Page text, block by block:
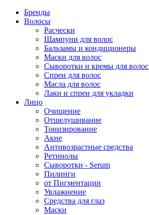
Бренды
Волосы
Расчески
Шампуни для волос
Бальзамы и кондиционеры
Маски для волос
Сыворотки и кремы для волос
Спреи для волос
Масла для волос
Лаки и спреи для укладки
Лицо
Очищение
Отшелушивание
Тонизирование
Акне
Антивозрастные средства
Ретинолы
Сыворотки - Serum
Пилинги
от Пигментации
Увлажнение
Средства для глаз
Маски